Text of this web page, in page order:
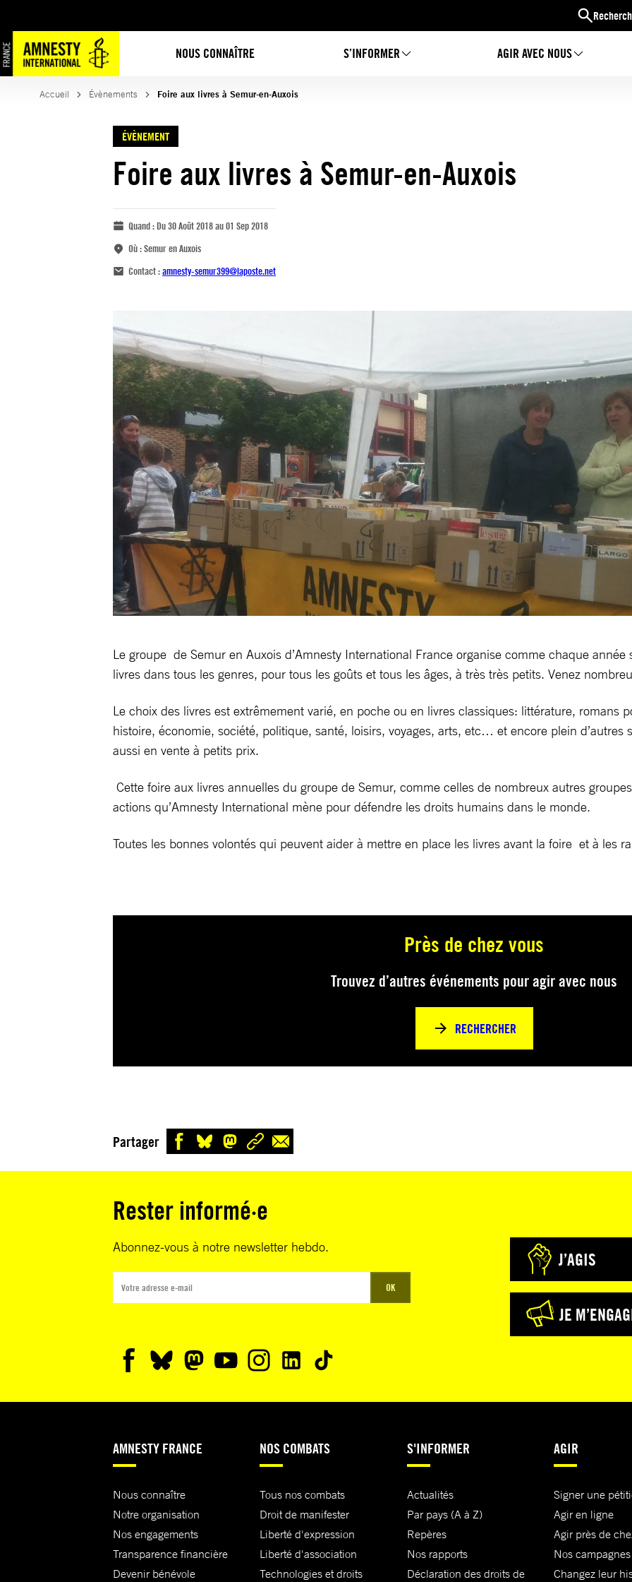
NOUS CONNAÎTRE S’INFORMER AGIR AVEC NOUS
Accueil Évènements Foire aux livres à Semur-en-Auxois
ÉVÈNEMENT
Foire aux livres à Semur-en-Auxois
Quand :Du 30 Août 2018 au 01 Sep 2018
Où :Semur en Auxois
Contact :amnesty-semur399@laposte.net
Le groupe de Semur en Auxois d’Amnesty International France organise comme chaque année
livres dans tous les genres, pour tous les goûts et tous les âges, à très très petits. Venez
Le choix des livres est extrêmement varié, en poche ou en livres classiques: littérature, romans
histoire, économie, société, politique, santé, loisirs, voyages, arts, etc… et encore plein d’autres
aussi en vente à petits prix.
Cette foire aux livres annuelles du groupe de Semur, comme celles de nombreux autres
actions qu’Amnesty International mène pour défendre les droits humains dans le monde.
Toutes les bonnes volontés qui peuvent aider à mettre en place les livres avant la foire et à les
Près de chez vous
Trouvez d’autres événements pour agir avec nous
RECHERCHER
Partager
Rester informé·e
Abonnez-vous à notre newsletter hebdo.
OK
J’AGIS
JE
AMNESTY FRANCE
Nous connaître
Notre organisation
Nos engagements
Transparence financière
Devenir bénévole
NOS COMBATS
Tous nos combats
Droit de manifester
Liberté d'expression
Liberté d'association
Technologies et droits
S'INFORMER
Actualités
Par pays (A à Z)
Repères
Nos rapports
Déclaration des droits de
AGIR
Signer une
Agir en ligne
Agir près de
Nos campagnes
Changez leur